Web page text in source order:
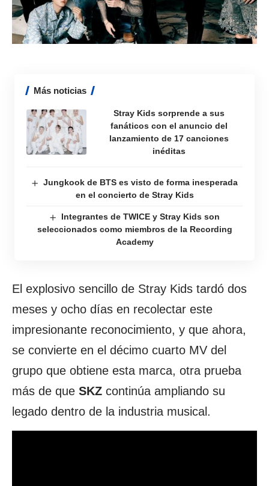
Más noticias
Stray Kids sorprende a sus
fanáticos con el anuncio del
lanzamiento de 17 canciones
inéditas
Jungkook de BTS es visto de forma inesperada
en el concierto de Stray Kids
Integrantes de TWICE y Stray Kids son
seleccionados como miembros de la Recording
Academy
El explosivo sencillo de Stray Kids tardó dos
meses y ocho días en recolectar este
impresionante reconocimiento, y que ahora,
se convierte en el décimo cuarto MV del
grupo que obtiene esta marca, otra prueba
más de que SKZ continúa ampliando su
legado dentro de la industria musical.